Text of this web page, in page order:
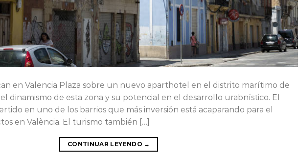
en Valencia Plaza sobre un nuevo aparthotel en el distrito marítimo de
dinamismo de esta zona y su potencial en el desarrollo urabnístico. El
en uno de los barrios que más inversión está acaparando para el
en València. El turismo también […]
CONTINUAR LEYENDO →